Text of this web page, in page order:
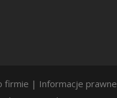
firmie | Informacje prawne